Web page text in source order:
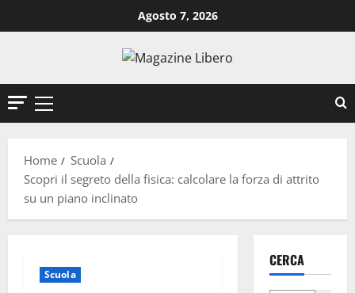
al
Agosto 7, 2026
Menu
Home
Scuola
Scopri il segreto della fisica: calcolare la forza di attrito
su un piano inclinato
Scuola
CERCA